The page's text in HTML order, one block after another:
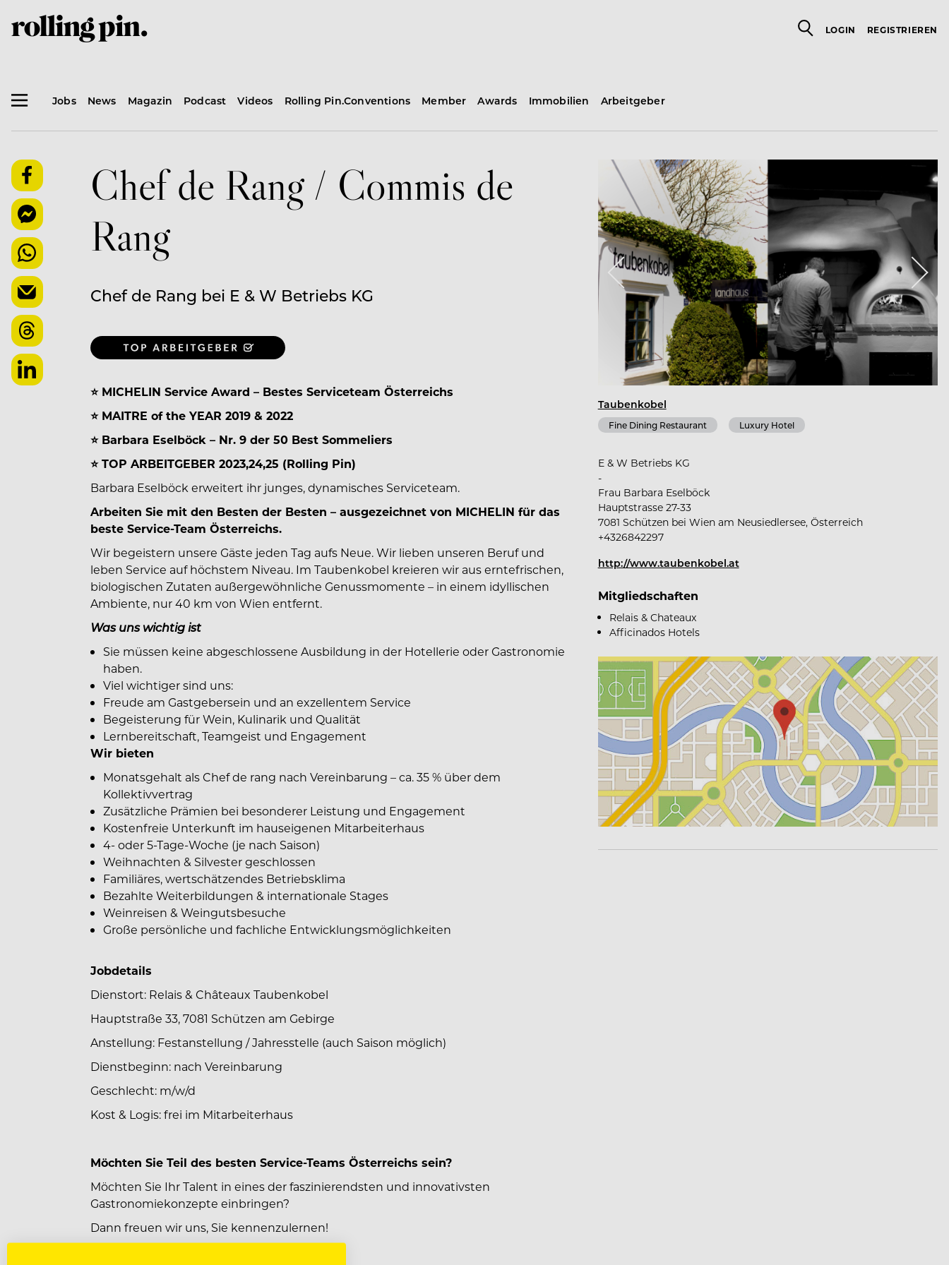
LOGIN REGISTRIEREN
Jobs News Magazin Podcast Videos Rolling Pin.Conventions Member Awards Immobilien Arbeitgeber
Chef de Rang / Commis de
Rang
Chef de Rang bei E & W Betriebs KG
⭐ MICHELIN Service Award – Bestes Serviceteam Österreichs
⭐ MAITRE of the YEAR 2019 & 2022
⭐ Barbara Eselböck – Nr. 9 der 50 Best Sommeliers
⭐ TOP ARBEITGEBER 2023,24,25 (Rolling Pin)
Barbara Eselböck erweitert ihr junges, dynamisches Serviceteam.
Arbeiten Sie mit den Besten der Besten – ausgezeichnet von MICHELIN für das
beste Service-Team Österreichs.
Wir begeistern unsere Gäste jeden Tag aufs Neue. Wir lieben unseren Beruf und
leben Service auf höchstem Niveau. Im Taubenkobel kreieren wir aus erntefrischen,
biologischen Zutaten außergewöhnliche Genussmomente – in einem idyllischen
Ambiente, nur 40 km von Wien entfernt.
Was uns wichtig ist
Sie müssen keine abgeschlossene Ausbildung in der Hotellerie oder Gastronomie
haben.
Viel wichtiger sind uns:
Freude am Gastgebersein und an exzellentem Service
Begeisterung für Wein, Kulinarik und Qualität
Lernbereitschaft, Teamgeist und Engagement
Wir bieten
Monatsgehalt als Chef de rang nach Vereinbarung – ca. 35 % über dem
Kollektivvertrag
Zusätzliche Prämien bei besonderer Leistung und Engagement
Kostenfreie Unterkunft im hauseigenen Mitarbeiterhaus
4- oder 5-Tage-Woche (je nach Saison)
Weihnachten & Silvester geschlossen
Familiäres, wertschätzendes Betriebsklima
Bezahlte Weiterbildungen & internationale Stages
Weinreisen & Weingutsbesuche
Große persönliche und fachliche Entwicklungsmöglichkeiten
Jobdetails
Dienstort: Relais & Châteaux Taubenkobel
Hauptstraße 33, 7081 Schützen am Gebirge
Anstellung: Festanstellung / Jahresstelle (auch Saison möglich)
Dienstbeginn: nach Vereinbarung
Geschlecht: m/w/d
Kost & Logis: frei im Mitarbeiterhaus
Möchten Sie Teil des besten Service-Teams Österreichs sein?
Möchten Sie Ihr Talent in eines der faszinierendsten und innovativsten
Gastronomiekonzepte einbringen?
Dann freuen wir uns, Sie kennenzulernen!
Taubenkobel
Fine Dining Restaurant Luxury Hotel
E & W Betriebs KG
-
Frau Barbara Eselböck
Hauptstrasse 27-33
7081 Schützen bei Wien am Neusiedlersee, Österreich
+4326842297
http://www.taubenkobel.at
Mitgliedschaften
Relais & Chateaux
Afficinados Hotels